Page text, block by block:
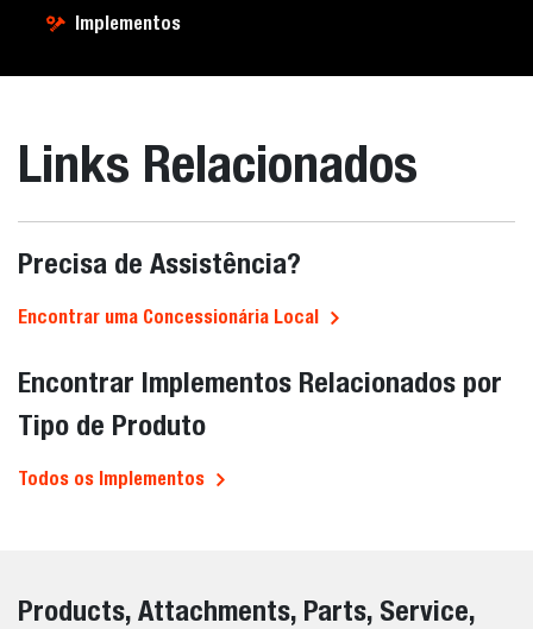
Implementos
Links Relacionados
Precisa de Assistência?
Encontrar uma Concessionária Local
Encontrar Implementos Relacionados por
Tipo de Produto
Todos os Implementos
Products, Attachments, Parts, Service,